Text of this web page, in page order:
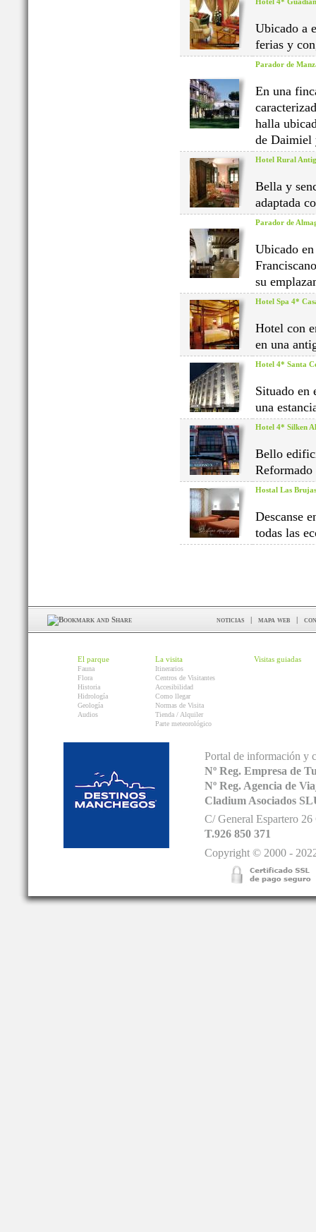
Ubicado a
ferias y
Parador de
En una
halla
de Daimiel
Hotel Rural
Bella y
adaptada
Parador de
Ubicado
su
Hotel Spa 4*
Hotel con
en una
Hotel 4* Santa
Situado en
una
Hotel 4* Silken
Bello
Reformado
Hostal Las Brujas
Descanse
todas las
noticias | mapa web |
El parque
Fauna
Flora
Historia
Hidrología
Geología
Audios
La visita
Itinerarios
Centros de Visitantes
Accesibilidad
Como llegar
Normas de Visita
Tienda / Alquiler
Parte meteorológico
Visitas guiadas
Portal de información y
Nº Reg. Empresa de
Nº Reg. Agencia de
Cladium Asociados
C/ General Espartero
T.926 850 371
Copyright © 2000 -